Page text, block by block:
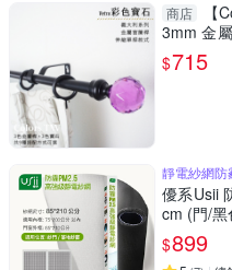
商店
【
3mm 金
台灣製
$715
靜電紗網防
優系Usii
cm (門/黑
$899